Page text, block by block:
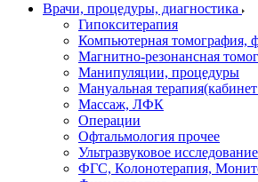
Врачи, процедуры, диагностика
Гипокситерапия
Компьютерная томография,
Магнитно-резонансная
Манипуляции, процедуры
Мануальная
Массаж, ЛФК
Операции
Офтальмология прочее
Ультразвуковое исследование
ФГС, Колонотерапия,